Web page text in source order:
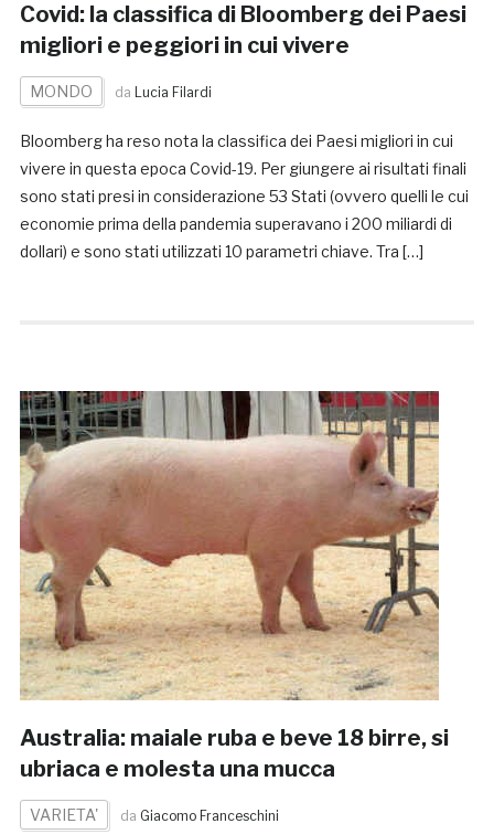
Covid: la classifica di Bloomberg dei Paesi
migliori e peggiori in cui vivere
MONDO da Lucia Filardi
Bloomberg ha reso nota la classifica dei Paesi migliori in cui
vivere in questa epoca Covid-19. Per giungere ai risultati finali
sono stati presi in considerazione 53 Stati (ovvero quelli le cui
economie prima della pandemia superavano i 200 miliardi di
dollari) e sono stati utilizzati 10 parametri chiave. Tra […]
Australia: maiale ruba e beve 18 birre, si
ubriaca e molesta una mucca
VARIETA' da Giacomo Franceschini